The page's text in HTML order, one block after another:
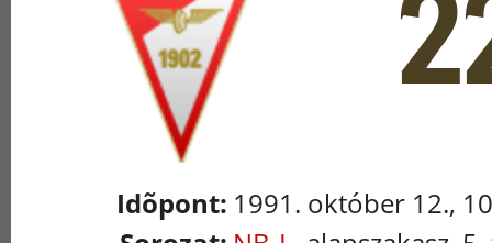
Idõpont: 1991. október 12.,